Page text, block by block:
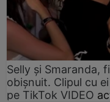
Selly și Smaranda,
obișnuit. Clipul cu
pe TikTok VIDEO